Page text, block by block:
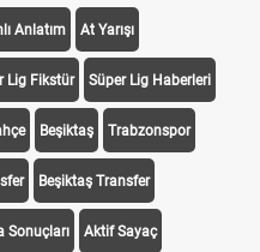
Anlatım At Yarışı
Lig Fikstür Süper Lig Haberleri
Beşiktaş Trabzonspor
Beşiktaş Transfer
Sonuçları Aktif Sayaç